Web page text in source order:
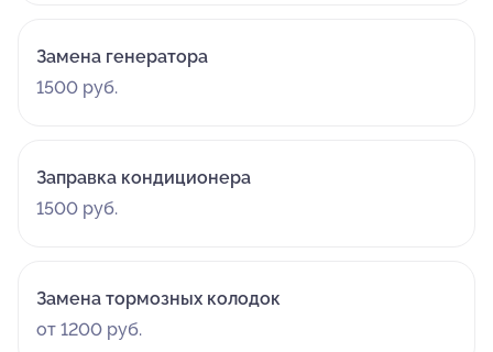
Замена генератора
1500 руб.
Заправка кондиционера
1500 руб.
Замена тормозных колодок
от 1200 руб.